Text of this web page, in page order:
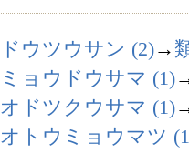
ドウツウサン (2)→
ミョウドウサマ (1)
オドツクウサマ (1)
オトウミョウマツ